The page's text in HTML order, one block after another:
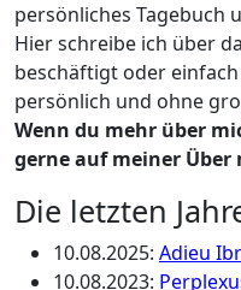
persönliches Tagebuch
Hier schreibe ich über
beschäftigt oder
persönlich und ohne
Wenn du mehr über
gerne auf meiner Über
Die letzten
10.08.2025: Adieu
10.08.2023: